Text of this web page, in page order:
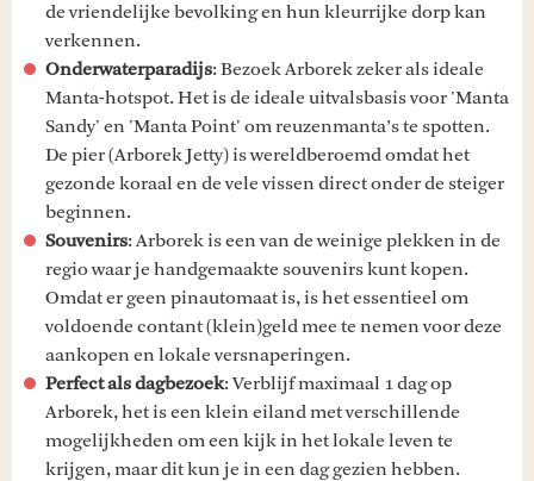
de vriendelijke bevolking en hun kleurrijke dorp kan
verkennen.
Onderwaterparadijs: Bezoek Arborek zeker als ideale
Manta-hotspot. Het is de ideale uitvalsbasis voor 'Manta
Sandy' en 'Manta Point' om reuzenmanta’s te spotten.
De pier (Arborek Jetty) is wereldberoemd omdat het
gezonde koraal en de vele vissen direct onder de steiger
beginnen.
Souvenirs: Arborek is een van de weinige plekken in de
regio waar je handgemaakte souvenirs kunt kopen.
Omdat er geen pinautomaat is, is het essentieel om
voldoende contant (klein)geld mee te nemen voor deze
aankopen en lokale versnaperingen.
Perfect als dagbezoek: Verblijf maximaal 1 dag op
Arborek, het is een klein eiland met verschillende
mogelijkheden om een kijk in het lokale leven te
krijgen, maar dit kun je in een dag gezien hebben.